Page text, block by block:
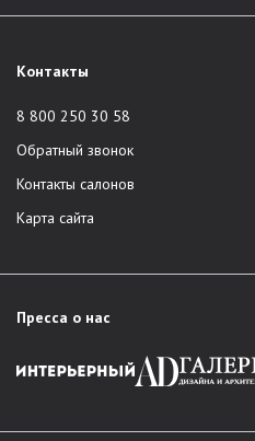
Контакты
8 800 250 30 58
Обратный звонок
Контакты салонов
Карта сайта
Пресса о нас